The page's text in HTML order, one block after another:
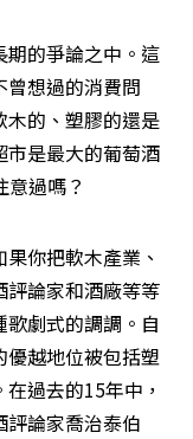
期的爭論之中。這
想過的消費問
木的、塑膠的還是
市是最大的葡萄酒
過嗎？
你把軟木產業、
評論家和酒廠等等
劇式的調調。自
越地位被包括塑
過去的15年中，
評論家喬治泰伯